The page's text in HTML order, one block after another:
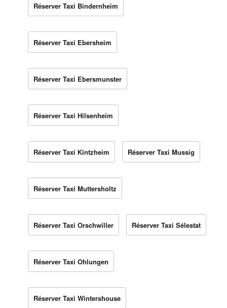
Réserver Taxi Bindernheim
Réserver Taxi Ebersheim
Réserver Taxi Ebersmunster
Réserver Taxi Hilsenheim
Réserver Taxi Kintzheim Réserver Taxi Mussig
Réserver Taxi Muttersholtz
Réserver Taxi Orschwiller Réserver Taxi Sélestat
Réserver Taxi Ohlungen
Réserver Taxi Wintershouse